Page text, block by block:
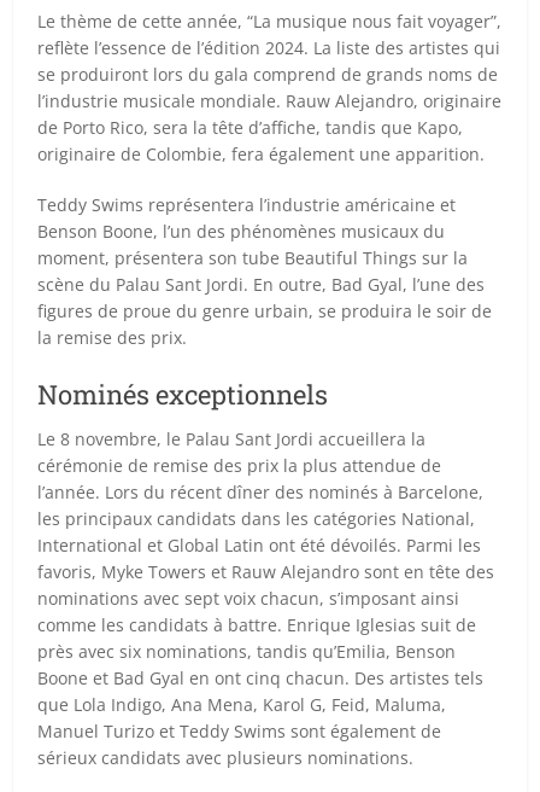
Le thème de cette année, “La musique nous fait voyager”,
reflète l’essence de l’édition 2024. La liste des artistes qui
se produiront lors du gala comprend de grands noms de
l’industrie musicale mondiale. Rauw Alejandro, originaire
de Porto Rico, sera la tête d’affiche, tandis que Kapo,
originaire de Colombie, fera également une apparition.
Teddy Swims représentera l’industrie américaine et
Benson Boone, l’un des phénomènes musicaux du
moment, présentera son tube Beautiful Things sur la
scène du Palau Sant Jordi. En outre, Bad Gyal, l’une des
figures de proue du genre urbain, se produira le soir de
la remise des prix.
Nominés exceptionnels
Le 8 novembre, le Palau Sant Jordi accueillera la
cérémonie de remise des prix la plus attendue de
l’année. Lors du récent dîner des nominés à Barcelone,
les principaux candidats dans les catégories National,
International et Global Latin ont été dévoilés. Parmi les
favoris, Myke Towers et Rauw Alejandro sont en tête des
nominations avec sept voix chacun, s’imposant ainsi
comme les candidats à battre. Enrique Iglesias suit de
près avec six nominations, tandis qu’Emilia, Benson
Boone et Bad Gyal en ont cinq chacun. Des artistes tels
que Lola Indigo, Ana Mena, Karol G, Feid, Maluma,
Manuel Turizo et Teddy Swims sont également de
sérieux candidats avec plusieurs nominations.